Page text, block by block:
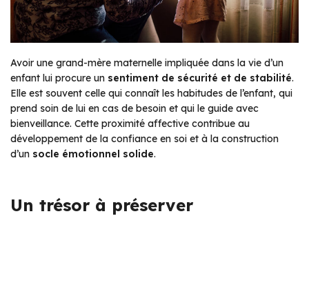
Avoir une grand-mère maternelle impliquée dans la vie d’un
enfant lui procure un sentiment de sécurité et de stabilité.
Elle est souvent celle qui connaît les habitudes de l’enfant, qui
prend soin de lui en cas de besoin et qui le guide avec
bienveillance. Cette proximité affective contribue au
développement de la confiance en soi et à la construction
d’un socle émotionnel solide.
Un trésor à préserver